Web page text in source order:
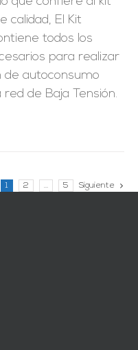
calidad, El Kit
todos los
para realizar
de autoconsumo
de Baja Tensión.
1 2 … 5 Siguiente